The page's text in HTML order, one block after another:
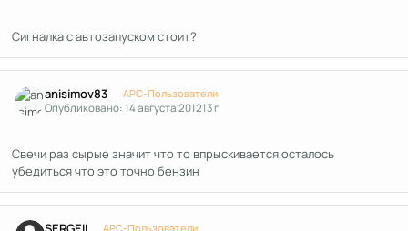
Сигналка с автозапуском стоит?
anisimov83 APC-Пользователи
Опубликовано:14 августа 201213 г
Свечи раз сырые значит что то впрыскивается,осталось
убедиться что это точно бензин
APC-Пользователи